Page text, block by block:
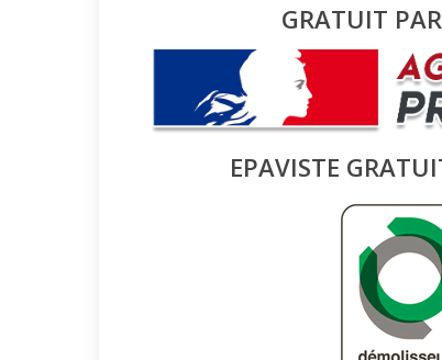
GRATUIT
EPAVISTE